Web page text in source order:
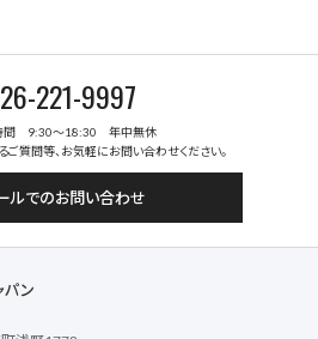
221-9997
間 9:30～18:30 年中無休
ご質問等、お気軽にお問い合わせください。
ルでのお問い合わせ
パン